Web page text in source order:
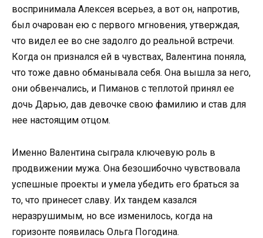
воспринимала Алексея всерьез, а вот он, напротив,
был очарован ею с первого мгновения, утверждая,
что видел ее во сне задолго до реальной встречи.
Когда он признался ей в чувствах, Валентина поняла,
что тоже давно обманывала себя. Она вышла за него,
они обвенчались, и Пиманов с теплотой принял ее
дочь Дарью, дав девочке свою фамилию и став для
нее настоящим отцом.
Именно Валентина сыграла ключевую роль в
продвижении мужа. Она безошибочно чувствовала
успешные проекты и умела убедить его браться за
то, что принесет славу. Их тандем казался
неразрушимым, но все изменилось, когда на
горизонте появилась Ольга Погодина.